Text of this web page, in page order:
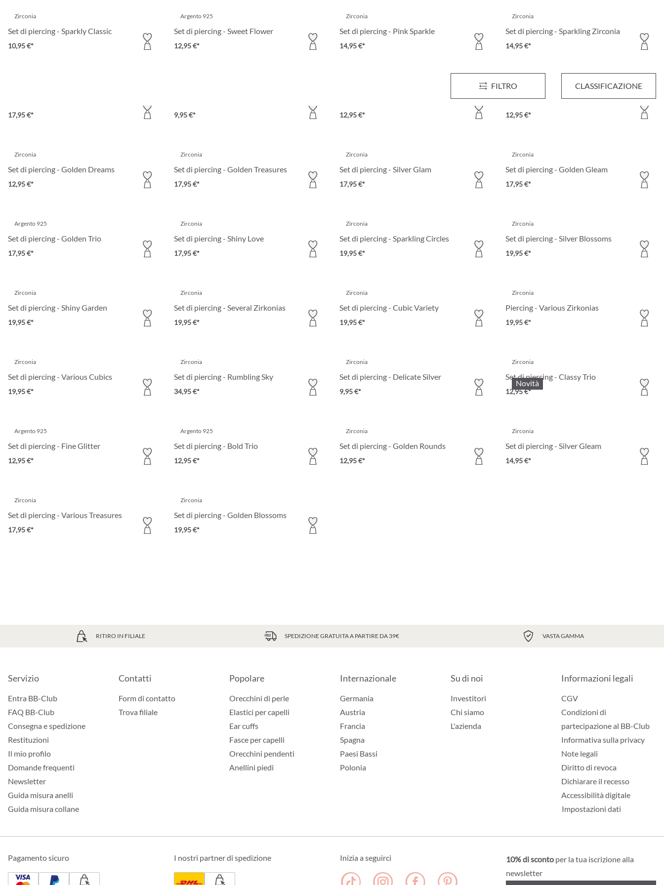
FILTRO CLASSIFICAZIONE
Zirconia
Set di piercing - Sparkly Classic
10,95 €*
Argento 925
Set di piercing - Sweet Flower
12,95 €*
Zirconia
Set di piercing - Pink Sparkle
14,95 €*
Zirconia
Set di piercing - Sparkling Zirconia
14,95 €*
17,95 €* 9,95 €* 12,95 €*
Zirconia
Set di piercing - Simple Silver
12,95 €*
Zirconia
Set di piercing - Golden Dreams
12,95 €*
Zirconia
Set di piercing - Golden Treasures
17,95 €*
Zirconia
Set di piercing - Silver Glam
17,95 €*
Zirconia
Set di piercing - Golden Gleam
17,95 €*
Argento 925
Set di piercing - Golden Trio
17,95 €*
Zirconia
Set di piercing - Shiny Love
17,95 €*
Zirconia
Set di piercing - Sparkling Circles
19,95 €*
Zirconia
Set di piercing - Silver Blossoms
19,95 €*
Zirconia
Set di piercing - Shiny Garden
19,95 €*
Zirconia
Set di piercing - Several Zirkonias
19,95 €*
Zirconia
Set di piercing - Cubic Variety
19,95 €*
Zirconia
Piercing - Various Zirkonias
19,95 €*
Zirconia
Set di piercing - Various Cubics
19,95 €*
Zirconia
Set di piercing - Rumbling Sky
34,95 €*
Zirconia
Set di piercing - Delicate Silver
9,95 €*
Novità
Zirconia
Set di piercing - Classy Trio
12,95 €*
Argento 925
Set di piercing - Fine Glitter
12,95 €*
Argento 925
Set di piercing - Bold Trio
12,95 €*
Zirconia
Set di piercing - Golden Rounds
12,95 €*
Zirconia
Set di piercing - Silver Gleam
14,95 €*
Zirconia
Set di piercing - Various Treasures
17,95 €*
Zirconia
Set di piercing - Golden Blossoms
19,95 €*
RITIRO IN FILIALE SPEDIZIONE GRATUITA A PARTIRE DA 39€ VASTA GAMMA
Servizio
Entra BB-Club
FAQ BB-Club
Consegna e spedizione
Restituzioni
Il mio profilo
Domande frequenti
Newsletter
Guida misura anelli
Guida misura collane
Contatti
Form di contatto
Trova filiale
Popolare
Orecchini di perle
Elastici per capelli
Ear cuffs
Fasce per capelli
Orecchini pendenti
Anellini piedi
Internazionale
Germania
Austria
Francia
Spagna
Paesi Bassi
Polonia
Su di noi
Investitori
Chi siamo
L'azienda
Informazioni legali
CGV
Condizioni di
partecipazione al BB-Club
Informativa sulla privacy
Note legali
Diritto di revoca
Dichiarare il recesso
Accessibilità digitale
Impostazioni dati
Pagamento sicuro I nostri partner di spedizione Inizia a seguirci 10% di sconto per la tua iscrizione alla
newsletter